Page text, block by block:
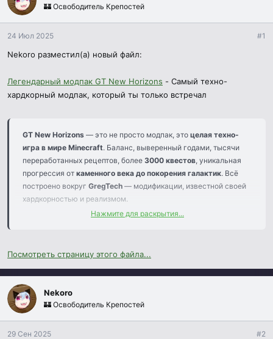
а
🏰 Освободитель Крепостей
24 Июл 2025 #1
Nekoro разместил(а) новый файл:
Легендарный модпак GT New Horizons - Самый техно-
хардкорный модпак, который ты только встречал
GT New Horizons — это не просто модпак, это целая техно-
игра в мире Minecraft. Баланс, выверенный годами, тысячи
переработанных рецептов, более 3000 квестов, уникальная
прогрессия от каменного века до покорения галактик. Всё
построено вокруг GregTech — модификации, известной своей
хардкорностью и реализмом.
...​
Нажмите для раскрытия...
Посмотреть страницу этого файла...
Nekoro
🏰 Освободитель Крепостей
29 Сен 2025 #2